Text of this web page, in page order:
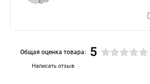
Написать отзыв
Общая оценка товара: 5